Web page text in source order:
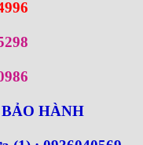
HÀNH